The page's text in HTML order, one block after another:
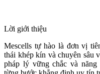
Lời giới thiệu
Mescells tự hào là đơn vị
thái khép kín và chuyên sâu
pháp lý vững chắc và năng